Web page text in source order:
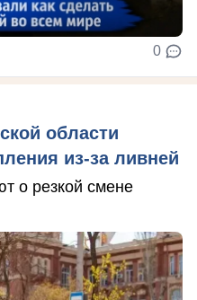
0
области
из-за ливней
о резкой смене